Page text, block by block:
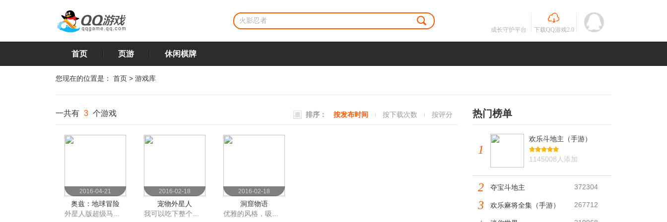
成长守护平台 下载QQ游戏2.0
首页 页游 休闲棋牌
您现在的位置是： 首页 > 游戏库
排序： 按发布时间 按下载次数 按评分
一共有 3 个游戏
2016-04-21
奥兹：地球冒险
2016-02-18
宠物外星人
2016-02-18
洞窟物语
热门榜单
1
欢乐斗地主（手游）
1145008人添加
2 夺宝斗地主 372304
3 欢乐麻将全集（手游） 267712